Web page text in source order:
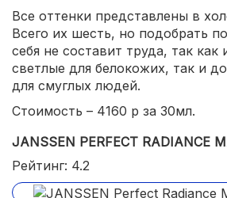
Все оттенки представлены в
Всего их шесть, но подобрать
себя не составит труда, так как
светлые для белокожих, так и
для смуглых людей.
Стоимость – 4160 р за 30мл.
JANSSEN PERFECT RADIANCE
Рейтинг: 4.2